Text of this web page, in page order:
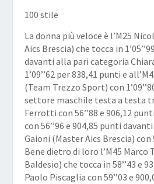
100 stile
La donna più veloce è l’M25
Aics Brescia) che tocca in
davanti alla pari categoria
1’09’’62 per 838,41 punti e
(Team Trezzo Sport) con
settore maschile testa a testa
Ferrotti con 56’’88 e 906,12
con 56’’96 e 904,85 punti
Gaioni (Master Aics Brescia) con
Bene dietro di loro l’M45 Marco
Baldesio) che tocca in 58’’43 e
Paolo Piscaglia con 59’’03 e